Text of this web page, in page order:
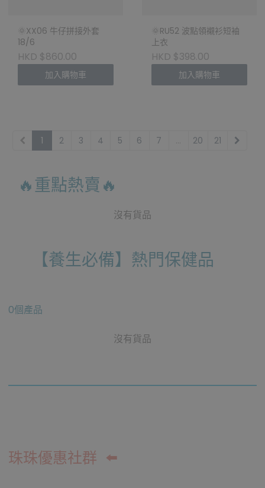
🌞XX06 牛仔拼接外套
18/6
HKD $860.00
加入購物車
🌞RU52 波點領襯衫短袖
上衣
HKD $398.00
加入購物車
1 2 3 4 5 6 7 ... 20 21
🔥重點熱賣🔥
沒有貨品
【養生必備】熱門保健品
0個產品
沒有貨品
珠珠優惠社群 ⬅️